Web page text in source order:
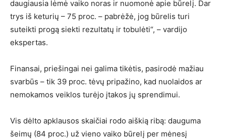
daugiausia lėmė vaiko noras ir nuomonė apie būrelį. Dar
trys iš keturių – 75 proc. – pabrėžė, jog būrelis turi
suteikti progą siekti rezultatų ir tobulėti“, – vardijo
ekspertas.
Finansai, priešingai nei galima tikėtis, pasirodė mažiau
svarbūs – tik 39 proc. tėvų pripažino, kad nuolaidos ar
nemokamos veiklos turėjo įtakos jų sprendimui.
Vis dėlto apklausos skaičiai rodo aiškią ribą: dauguma
šeimų (84 proc.) už vieno vaiko būrelį per mėnesį